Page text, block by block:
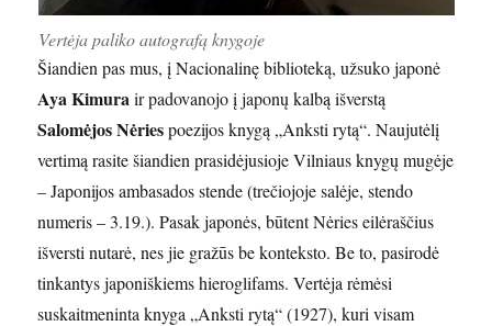
Vertėja paliko autografą knygoje
Šiandien pas mus, į Nacionalinę biblioteką, užsuko japonė
Aya Kimurair padovanojo į japonų kalbą išverstą
Salomėjos Nėriespoezijos knygą „Anksti rytą“. Naujutėlį
vertimą rasite šiandien prasidėjusioje Vilniaus knygų mugėje
– Japonijos ambasados stende (trečiojoje salėje, stendo
numeris – 3.19.). Pasak japonės, būtent Nėries eilėraščius
išversti nutarė, nes jie gražūs be konteksto. Be to, pasirodė
tinkantys japoniškiems hieroglifams. Vertėja rėmėsi
suskaitmeninta knyga „Anksti rytą“ (1927), kuri visam